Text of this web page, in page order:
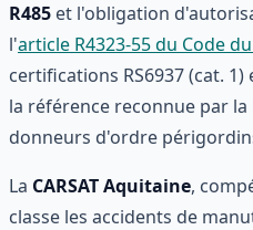
R485 et l'obligation
l'article R4323-55 du Code
certifications RS6937 (cat. 1)
la référence reconnue par la
donneurs d'ordre
La CARSAT Aquitaine,
classe les accidents de